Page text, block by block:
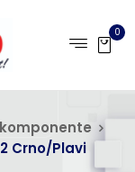
0
Crno/Plavi